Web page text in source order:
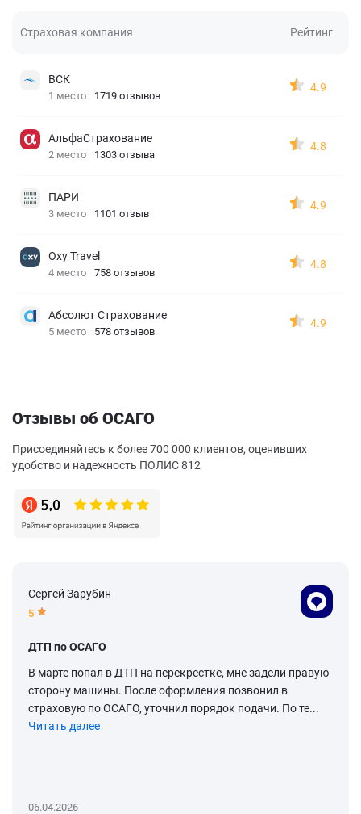
Страховая компания Рейтинг
ВСК
1 место 1719 отзывов
4.9
АльфаСтрахование
2 место 1303 отзыва
4.8
ПАРИ
3 место 1101 отзыв
4.9
Oxy Travel
4 место 758 отзывов
4.8
Абсолют Страхование
5 место 578 отзывов
4.9
Отзывы об ОСАГО
Присоединяйтесь к более 700 000 клиентов, оценивших
удобство и надежность ПОЛИС 812
Сергей Зарубин
5
ДТП по ОСАГО
В марте попал в ДТП на перекрестке, мне задели правую
сторону машины. После оформления позвонил в
страховую по ОСАГО, уточнил порядок подачи. По те...
Читать далее
06.04.2026